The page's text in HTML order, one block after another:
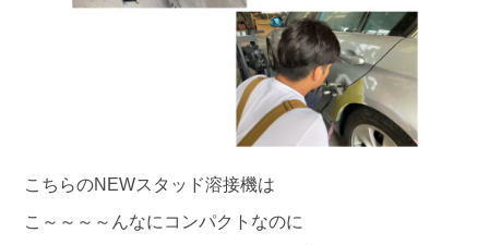
こちらのNEWスタッド溶接機は
こ～～～～んなにコンパクトなのに